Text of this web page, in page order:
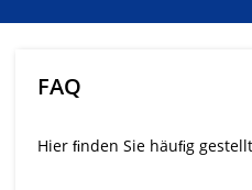
FAQ
Hier ﬁnden Sie häuﬁg
Verwendung reduzierter
Erstellung von Profilen für
Werbung
Verwendung von Profilen